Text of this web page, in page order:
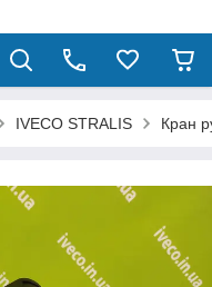
IVECO STRALIS Кран